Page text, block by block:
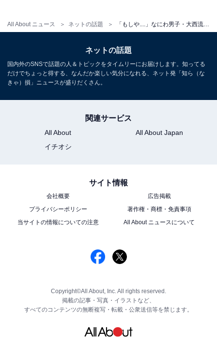
All About ニュース ネットの話題
ネットの話題
国内外のSNSで話題の人＆トピックをタイムリーにお届けします。知ってる
だけでちょっと得する、なんだか楽しい気分になれる、ネット発「知ら（な
きゃ）損」ニュースが盛りだくさん。
関連サービス
All About
All About Japan
イチオシ
サイト情報
会社概要
広告掲載
プライバシーポリシー
著作権・商標・免責事項
当サイトの情報についての注意
All About ニュースについて
Copyright©All About, Inc. All rights reserved.
掲載の記事・写真・イラストなど、
すべてのコンテンツの無断複写・転載・公衆送信等を禁じます。